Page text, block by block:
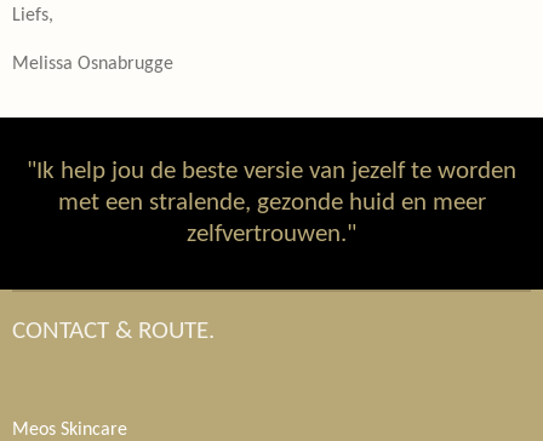
Liefs,
Melissa Osnabrugge
"Ik help jou de beste versie van jezelf te worden
met een stralende, gezonde huid en meer
zelfvertrouwen."
CONTACT & ROUTE.
Meos Skincare